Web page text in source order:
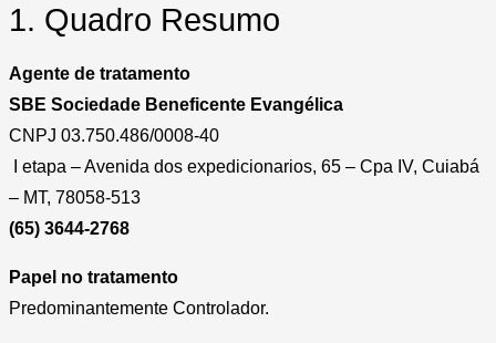
1. Quadro Resumo
Agente de tratamento
SBE Sociedade Beneficente Evangélica
CNPJ 03.750.486/0008-40
I etapa – Avenida dos expedicionarios, 65 – Cpa IV, Cuiabá
– MT, 78058-513
(65) 3644-2768
Papel no tratamento
Predominantemente Controlador.